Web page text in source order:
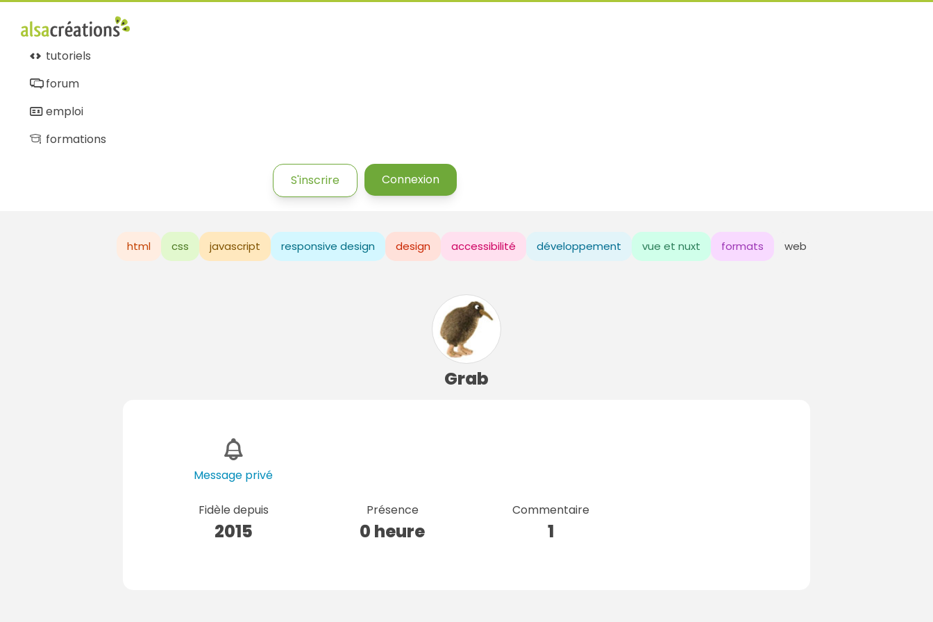
tutoriels
forum
emploi
formations
S'inscrire Connexion
html css javascript responsive design design accessibilité développement vue et nuxt formats web
Grab
Message privé
Fidèle depuis
2015
Présence
0 heure
Commentaire
1